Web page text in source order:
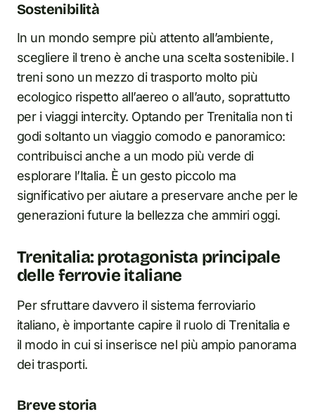
Sostenibilità
In un mondo sempre più attento all’ambiente,
scegliere il treno è anche una scelta sostenibile. I
treni sono un mezzo di trasporto molto più
ecologico rispetto all’aereo o all’auto, soprattutto
per i viaggi intercity. Optando per Trenitalia non ti
godi soltanto un viaggio comodo e panoramico:
contribuisci anche a un modo più verde di
esplorare l’Italia. È un gesto piccolo ma
significativo per aiutare a preservare anche per le
generazioni future la bellezza che ammiri oggi.
Trenitalia: protagonista principale
delle ferrovie italiane
Per sfruttare davvero il sistema ferroviario
italiano, è importante capire il ruolo di Trenitalia e
il modo in cui si inserisce nel più ampio panorama
dei trasporti.
Breve storia